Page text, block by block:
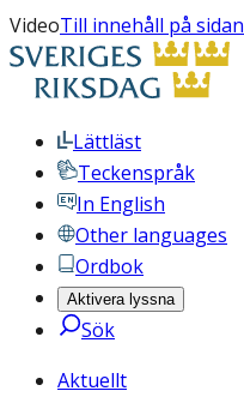
VideoTill innehåll på sidan
Lättläst
Teckenspråk
In English
Other languages
Ordbok
Aktivera lyssna
Sök
Aktuellt